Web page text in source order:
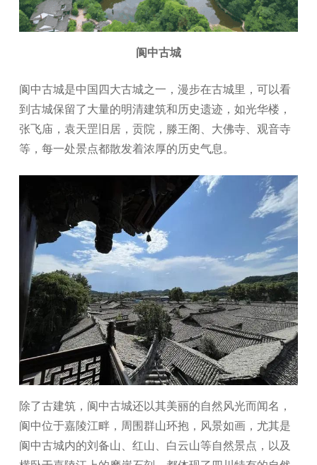
阆中古城
阆中古城是中国四大古城之一，漫步在古城里，可以看
到古城保留了大量的明清建筑和历史遗迹，如光华楼，
张飞庙，袁天罡旧居，贡院，滕王阁、大佛寺、观音寺
等，每一处景点都散发着浓厚的历史气息。
除了古建筑，阆中古城还以其美丽的自然风光而闻名，
阆中位于嘉陵江畔，周围群山环抱，风景如画，尤其是
阆中古城内的刘备山、红山、白云山等自然景点，以及